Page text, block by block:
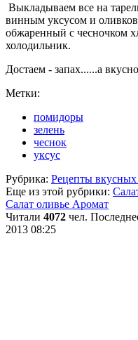
Выкладываем все на
винным уксусом и
обжаренный с чесночком
холодильник.
Достаем - запах......а
Метки:
помидоры
зелень
чеснок
уксус
Рубрика: Рецепты вкусных
Еще из этой рубрики:
Салат оливье Аромат
Читали 4072 чел.
2013 08:25